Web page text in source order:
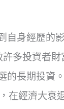
自身經歷的
多投資者
的長期投資
在經濟大衰